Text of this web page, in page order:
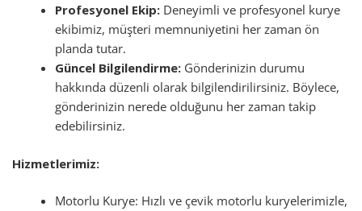
Profesyonel Ekip: Deneyimli ve profesyonel kurye
ekibimiz, müşteri memnuniyetini her zaman ön
planda tutar.
Güncel Bilgilendirme: Gönderinizin durumu
hakkında düzenli olarak bilgilendirilirsiniz. Böylece,
gönderinizin nerede olduğunu her zaman takip
edebilirsiniz.
Hizmetlerimiz:
Motorlu Kurye: Hızlı ve çevik motorlu kuryelerimizle,